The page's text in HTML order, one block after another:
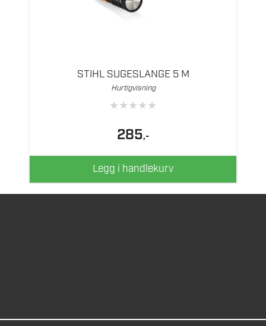
STIHL SUGESLANGE 5 M
Hurtigvisning
★★★★★
285,-
Legg i handlekurv